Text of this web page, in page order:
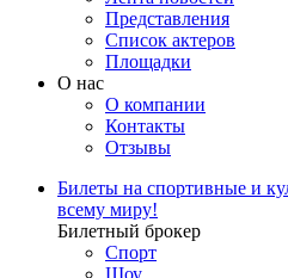
Представления
Список актеров
Площадки
О нас
О компании
Контакты
Отзывы
Билеты на спортивные и
всему миру!
Билетный брокер
Спорт